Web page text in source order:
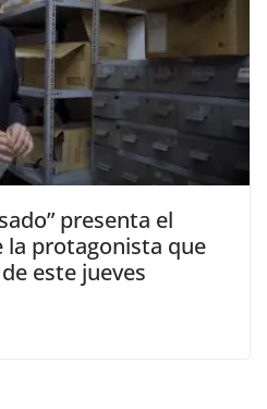
presenta el
protagonista que
este jueves